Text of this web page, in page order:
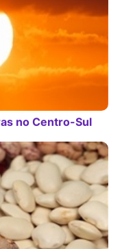
no Centro-Sul